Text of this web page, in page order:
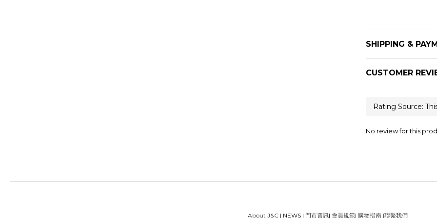
SHIPPING &
CUSTOMER
No review for this
About J&C | NEWS | 門市資訊| 會員規範| 購物指南 |聯繫我們